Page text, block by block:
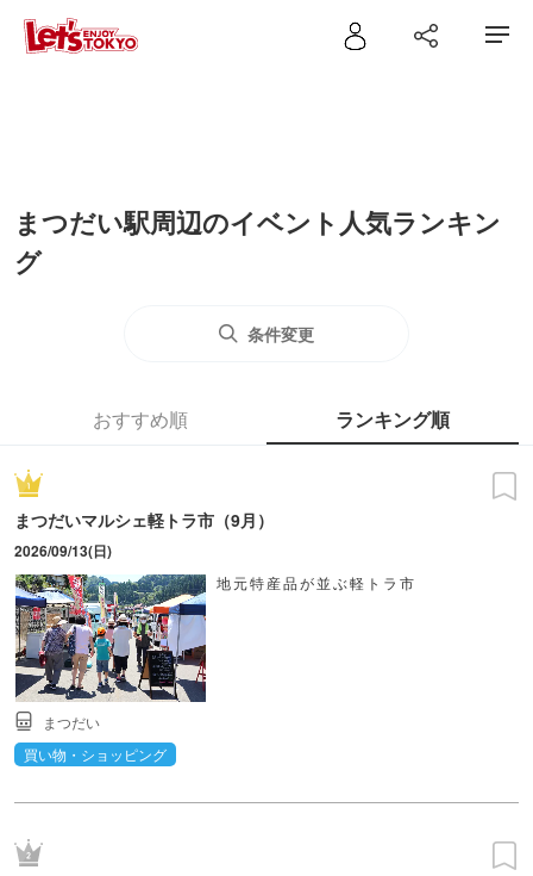
まつだい駅周辺のイベント人気ランキン
グ
条件変更
おすすめ順 ランキング順
まつだいマルシェ軽トラ市（9月）
2026/09/13(日)
地元特産品が並ぶ軽トラ市
まつだい
買い物・ショッピング